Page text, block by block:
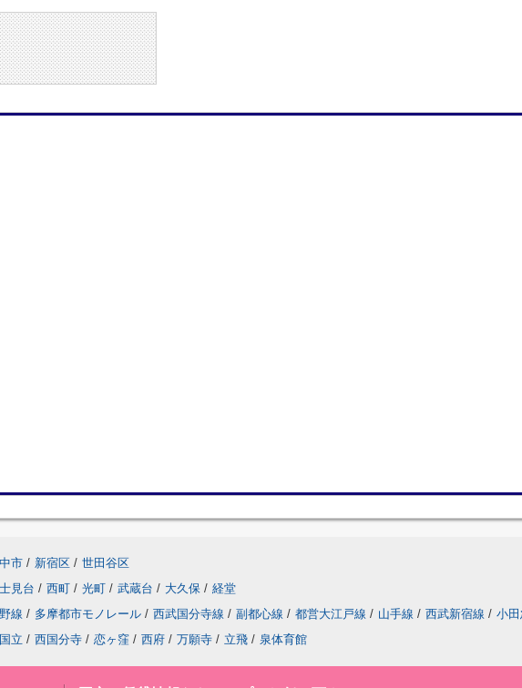
市 / 新宿区 / 世田谷区
見台 / 西町 / 光町 / 武蔵台 / 大久保 / 経堂
線 / 多摩都市モノレール / 西武国分寺線 / 副都心線 / 都営大江戸線 / 山手線 / 西武新宿線 / 小
立 / 西国分寺 / 恋ヶ窪 / 西府 / 万願寺 / 立飛 / 泉体育館